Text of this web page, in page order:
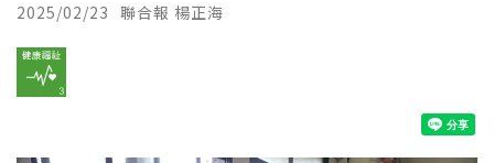
2025/02/23 聯合報 楊正海